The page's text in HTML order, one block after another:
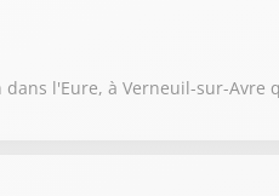
l'Eure, à Verneuil-sur-